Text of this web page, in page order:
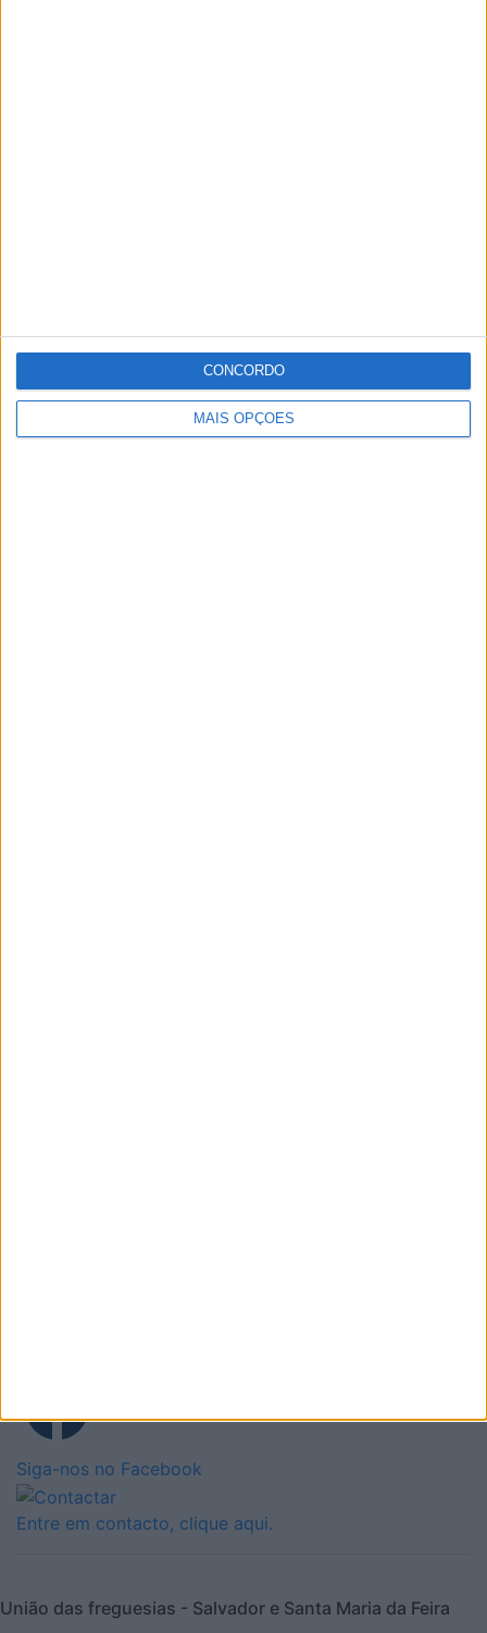
MAIS OPÇÕES
CONCORDO
Siga-nos no Facebook
Entre em contacto, clique aqui.
União das freguesias - Salvador e Santa Maria da Feira